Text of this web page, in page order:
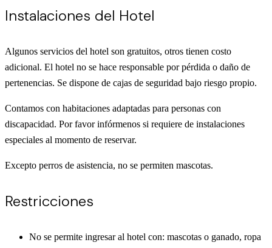
Instalaciones del Hotel
Algunos servicios del hotel son gratuitos, otros tienen costo
adicional. El hotel no se hace responsable por pérdida o daño de
pertenencias. Se dispone de cajas de seguridad bajo riesgo propio.
Contamos con habitaciones adaptadas para personas con
discapacidad. Por favor infórmenos si requiere de instalaciones
especiales al momento de reservar.
Excepto perros de asistencia, no se permiten mascotas.
Restricciones
No se permite ingresar al hotel con: mascotas o ganado, ropa